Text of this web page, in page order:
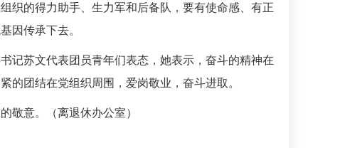
织的得力助手、生力军和后备队，要有使命感、有正
因传承下去。
记苏文代表团员青年们表态，她表示，奋斗的精神在
的团结在党组织周围，爱岗敬业，奋斗进取。
敬意。（离退休办公室）